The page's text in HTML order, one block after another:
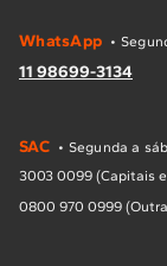
WhatsApp •
11 98699-3134
SAC • Segunda a
3003 0099 (Capitais
0800 970 0999